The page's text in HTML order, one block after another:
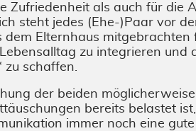
Zufriedenheit als auch für die
steht jedes (Ehe-)Paar vor
dem Elternhaus
zu integrieren und
zu schaffen.
der beiden
bereits belastet
immer noch eine